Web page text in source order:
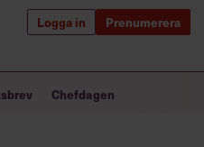
Logga in Prenumerera
världen
Chefdagen